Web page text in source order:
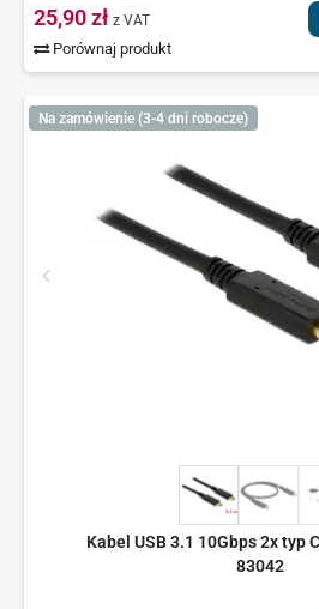
25,90 zł z VAT
Porównaj produkt
Na zamówienie (3-4 dni robocze)
Kabel USB 3.1 10Gbps 2x typ
83042